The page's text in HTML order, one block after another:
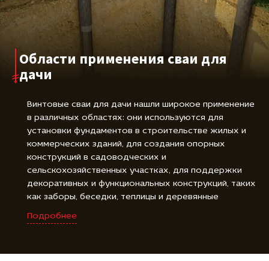
Области применения сваи для
дачи
Винтовые сваи для дачи нашли широкое применение
в различных областях: они используются для
установки фундаментов в строительстве жилых и
коммерческих зданий, для создания опорных
конструкций в садоводческих и
сельскохозяйственных участках, для поддержки
декоративных и функциональных конструкций, таких
как заборы, беседки, теплицы и деревянные
площадки, а также для фиксации и закрепления
различных объектов, включая буровые установки,
Подробнее